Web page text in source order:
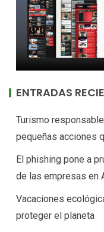
ENTRADAS
Turismo
pequeñas acciones
El phishing pone a
de las empresas en
Vacaciones
proteger el planeta